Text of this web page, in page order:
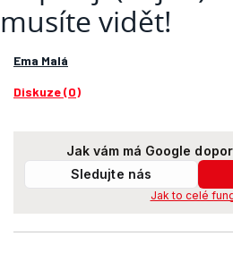
Ema Malá
Diskuze (0)
Jak vám má Google
Sledujte nás
Jak to celé